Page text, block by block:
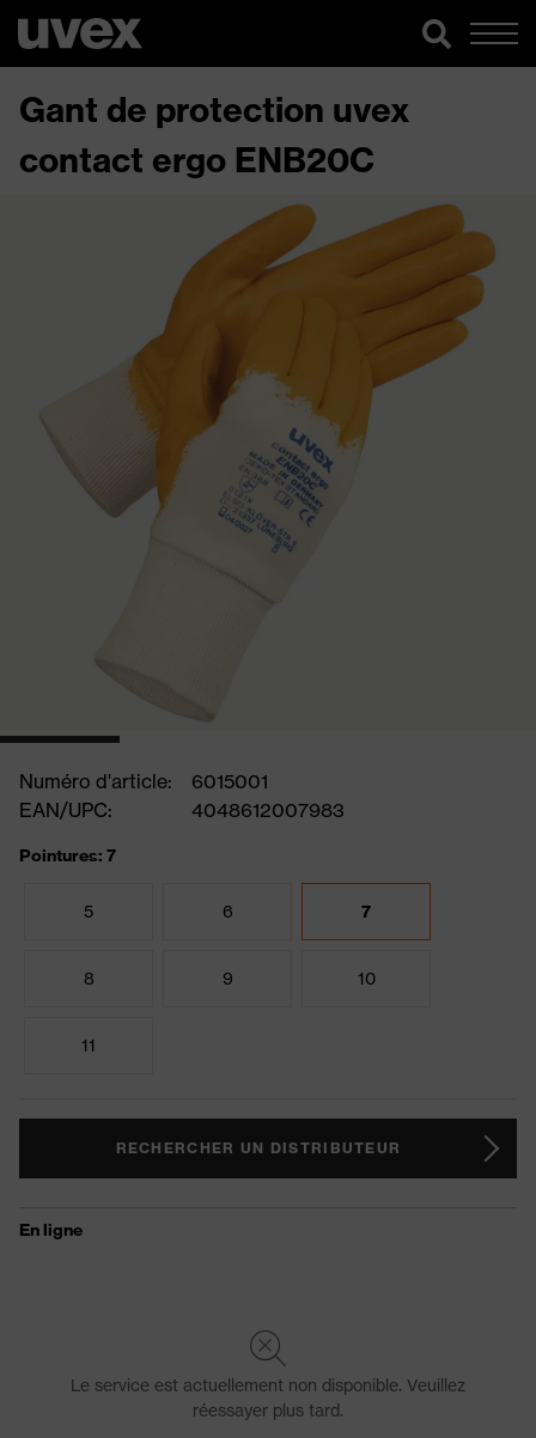
Gant de protection uvex
contact ergo ENB20C
Numéro d'article:
6015001
EAN/UPC:
4048612007983
Pointures: 7
5 6 7
8 9 10
11
RECHERCHER UN DISTRIBUTEUR